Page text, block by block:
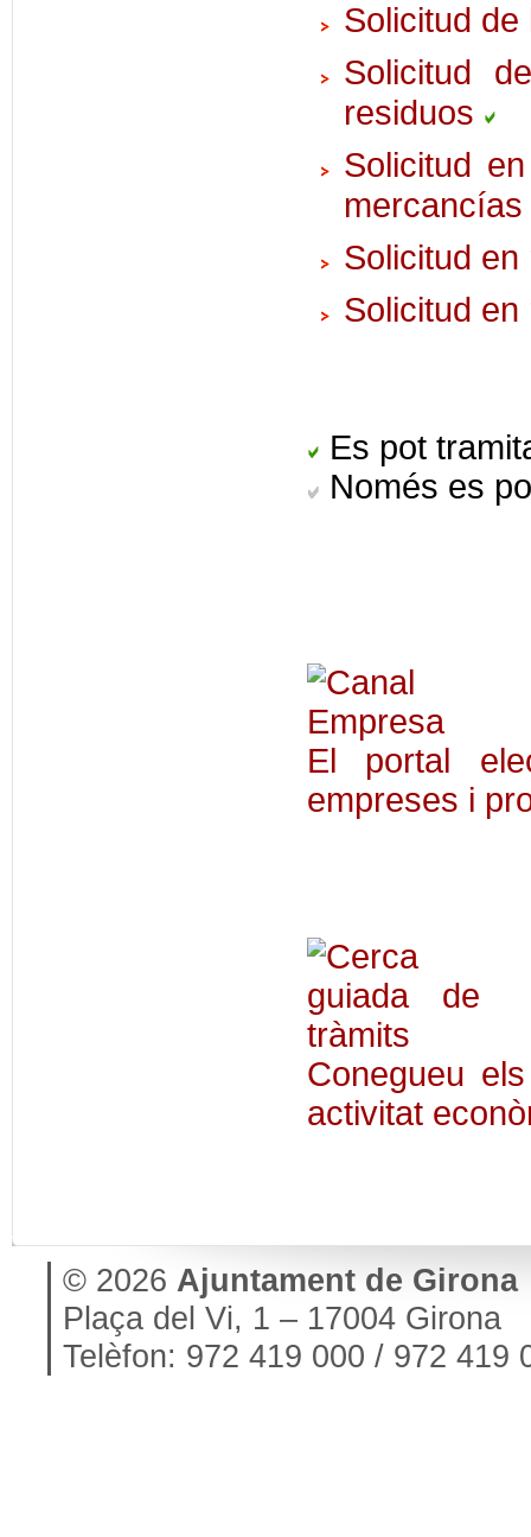
Solicitud
Solicitud
residuos
Solicitud
Solicitud
Solicitud
Es pot
Només es
El portal
empreses i
Conegueu
activitat
© 2026 Ajuntament de Girona
Plaça del Vi, 1 – 17004 Girona
Telèfon: 972 419 000 / 972 419